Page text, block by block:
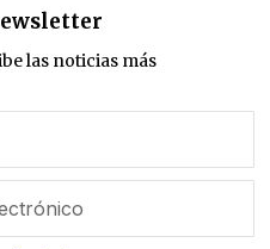
las noticias más